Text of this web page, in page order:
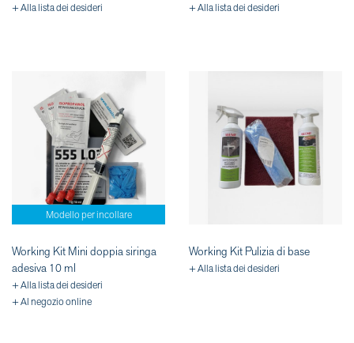
+ Alla lista dei desideri + Alla lista dei desideri
Modello per incollare
Working Kit Mini doppia siringa
adesiva 10 ml
+ Alla lista dei desideri
+ Al negozio online
Working Kit Pulizia di base
+ Alla lista dei desideri